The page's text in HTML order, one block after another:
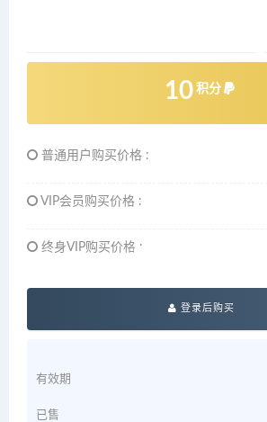
10 积分
普通用户购买价格 :
VIP会员购买价格 :
终身VIP购买价格 :
登录后购买
有效期
已售